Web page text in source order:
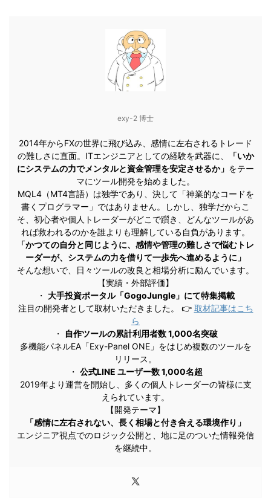
exy-2 博士
2014年からFXの世界に飛び込み、感情に左右されるトレード
の難しさに直面。ITエンジニアとしての経験を武器に、
「いか
にシステムの力でメンタルと資金管理を安定させるか」 をテー
マにツール開発を始めました。
MQL4（MT4言語）は独学であり、決して「神業的なコードを
書くプログラマー」ではありません。しかし、独学だからこ
そ、初心者や個人トレーダーがどこで躓き、どんなツールがあ
れば救われるのかを誰よりも理解している自負があります。
「かつての自分と同じように、感情や管理の難しさで悩むトレ
ーダーが、システムの力を借りて一歩先へ進めるように」
そんな想いで、日々ツールの改良と相場分析に励んでいます。
【実績・外部評価】
・ 大手投資ポータル「GogoJungle」にて特集掲載
注目の開発者として取材いただきました。 👉 取材記事はこち
ら
・
自作ツールの累計利用者数 1,000名突破
多機能パネルEA「Exy-Panel ONE」をはじめ複数のツールを
リリース。
・ 公式LINE ユーザー数 1,000名超
2019年より運営を開始し、多くの個人トレーダーの皆様に支
えられています。
【開発テーマ】
「感情に左右されない、長く相場と付き合える環境作り」
エンジニア視点でのロジック公開と、地に足のついた情報発信
を継続中。